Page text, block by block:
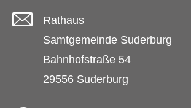
Rathaus
Samtgemeinde Suderburg
Bahnhofstraße 54
29556 Suderburg